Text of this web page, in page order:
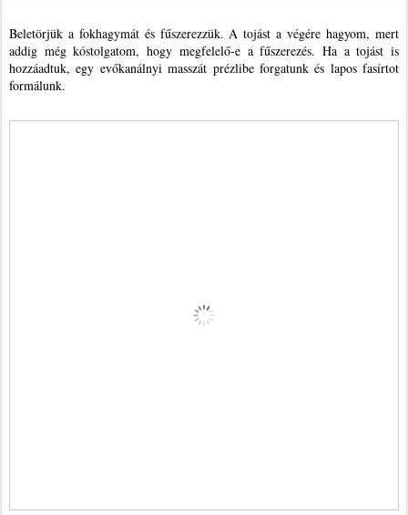
Beletörjük a fokhagymát és fűszerezzük. A tojást a végére hagyom, mert
addig még kóstolgatom, hogy megfelelő-e a fűszerezés. Ha a tojást is
hozzáadtuk, egy evőkanálnyi masszát prézlibe forgatunk és lapos fasírtot
formálunk.